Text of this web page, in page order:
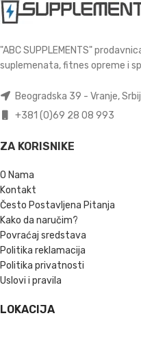
"ABC SUPPLEMENTS"
suplemenata, fitnes opreme i
Beogradska 39 - Vranje,
+381 (0)69 28 08 993
ZA KORISNIKE
O Nama
Kontakt
Često Postavljena Pitanja
Kako da naručim?
Povraćaj sredstava
Politika reklamacija
Politika privatnosti
Uslovi i pravila
LOKACIJA